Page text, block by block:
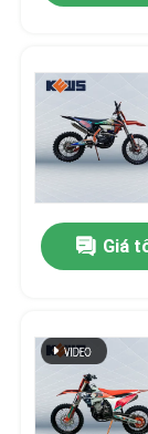
Giá